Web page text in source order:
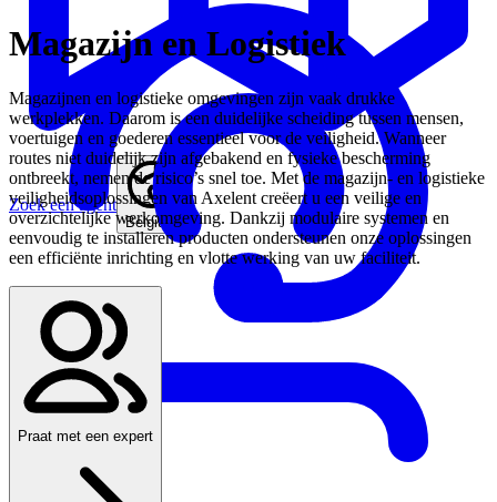
Zoek een agent
Belgium
Magazijn en Logistiek
Magazijnen en logistieke omgevingen zijn vaak drukke
werkplekken. Daarom is een duidelijke scheiding tussen mensen,
voertuigen en goederen essentieel voor de veiligheid. Wanneer
routes niet duidelijk zijn afgebakend en fysieke bescherming
ontbreekt, nemen de risico’s snel toe. Met de magazijn- en logistieke
veiligheidsoplossingen van Axelent creëert u een veilige en
overzichtelijke werkomgeving. Dankzij modulaire systemen en
eenvoudig te installeren producten ondersteunen onze oplossingen
een efficiënte inrichting en vlotte werking van uw faciliteit.
Praat met een expert